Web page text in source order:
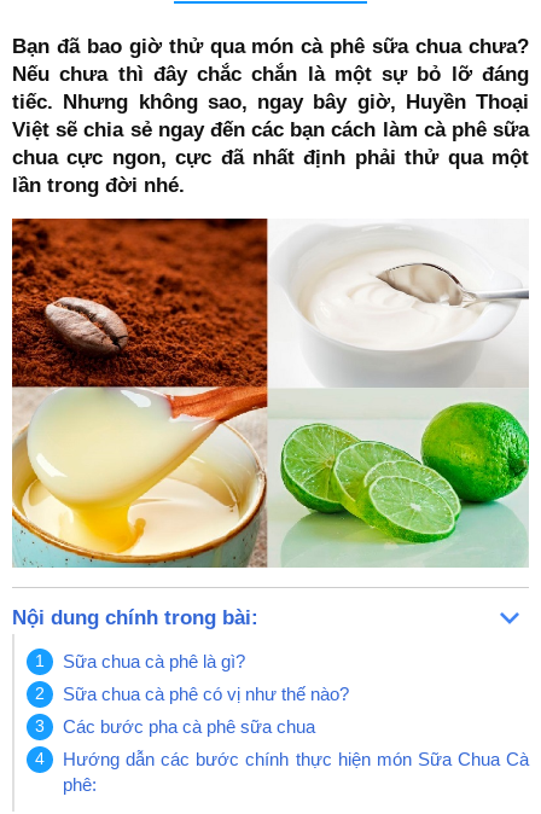
Bạn đã bao giờ thử qua món cà phê sữa chua chưa?
Nếu chưa thì đây chắc chắn là một sự bỏ lỡ đáng
tiếc. Nhưng không sao, ngay bây giờ, Huyền Thoại
Việt sẽ chia sẻ ngay đến các bạn cách làm cà phê sữa
chua cực ngon, cực đã nhất định phải thử qua một
lần trong đời nhé.
Nội dung chính trong bài:
Sữa chua cà phê là gì?
Sữa chua cà phê có vị như thế nào?
Các bước pha cà phê sữa chua
Hướng dẫn các bước chính thực hiện món Sữa Chua Cà
phê: